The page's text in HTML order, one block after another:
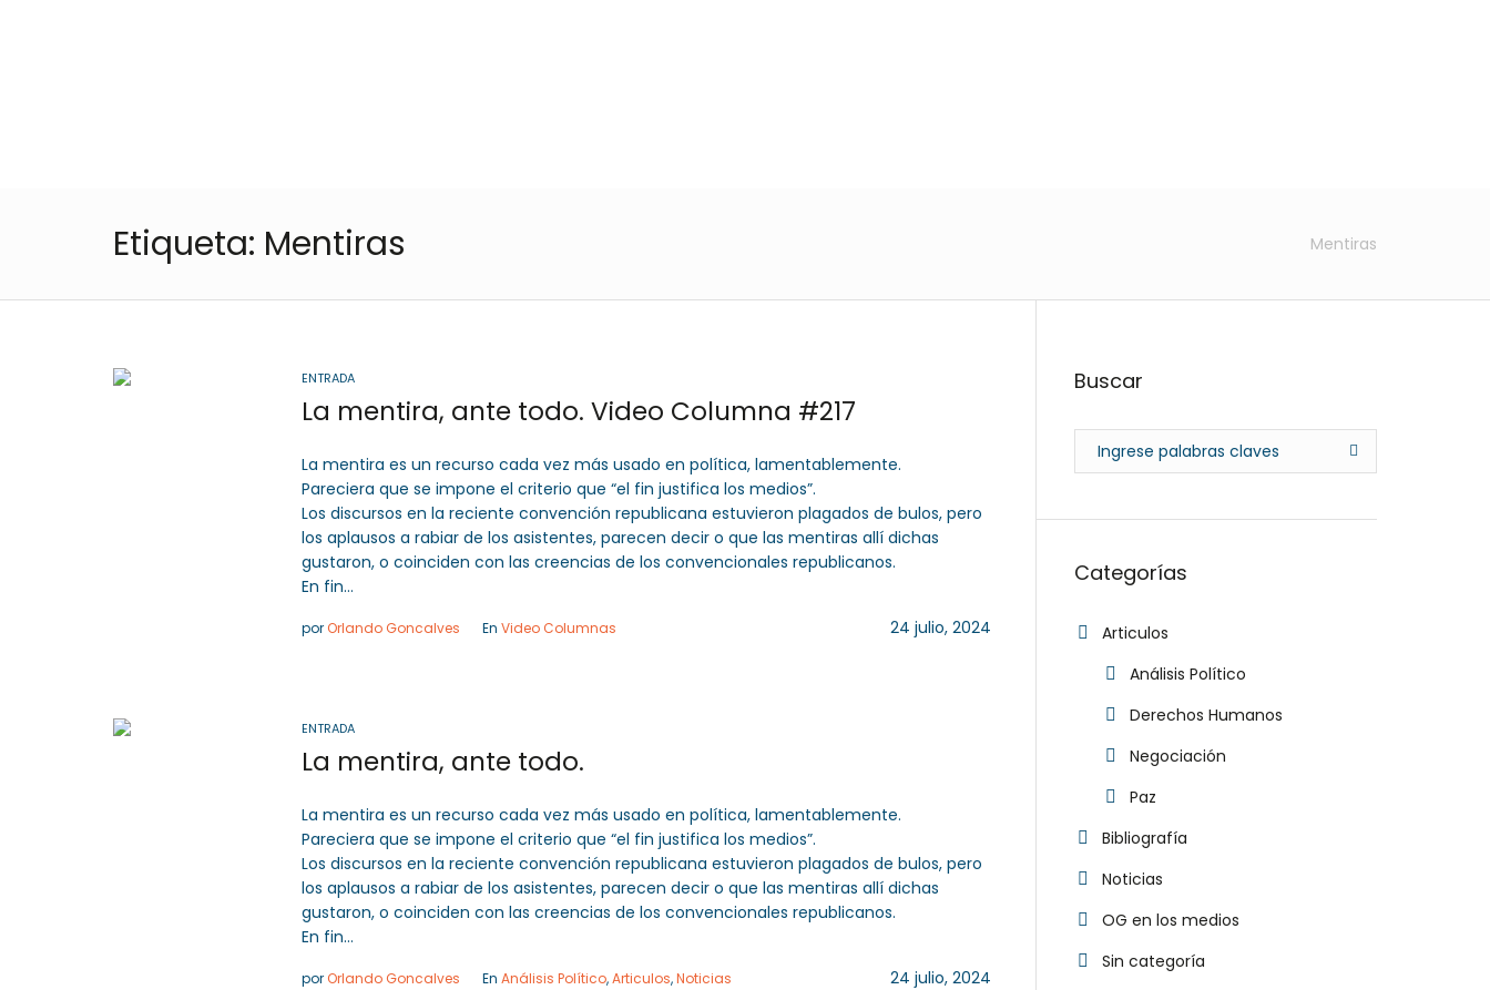
Etiqueta: Mentiras Mentiras
ENTRADA
La mentira, ante todo. Video Columna #217
La mentira es un recurso cada vez más usado en política, lamentablemente.
Pareciera que se impone el criterio que “el fin justifica los medios”.
Los discursos en la reciente convención republicana estuvieron plagados de bulos, pero
los aplausos a rabiar de los asistentes, parecen decir o que las mentiras allí dichas
gustaron, o coinciden con las creencias de los convencionales republicanos.
En fin…
24 julio, 2024
por Orlando Goncalves En Video Columnas
ENTRADA
La mentira, ante todo.
La mentira es un recurso cada vez más usado en política, lamentablemente.
Pareciera que se impone el criterio que “el fin justifica los medios”.
Los discursos en la reciente convención republicana estuvieron plagados de bulos, pero
los aplausos a rabiar de los asistentes, parecen decir o que las mentiras allí dichas
gustaron, o coinciden con las creencias de los convencionales republicanos.
En fin…
24 julio, 2024
por Orlando Goncalves En Análisis Político,Articulos,Noticias
Buscar
Categorías
Articulos
Análisis Político
Derechos Humanos
Negociación
Paz
Bibliografía
Noticias
OG en los medios
Sin categoría